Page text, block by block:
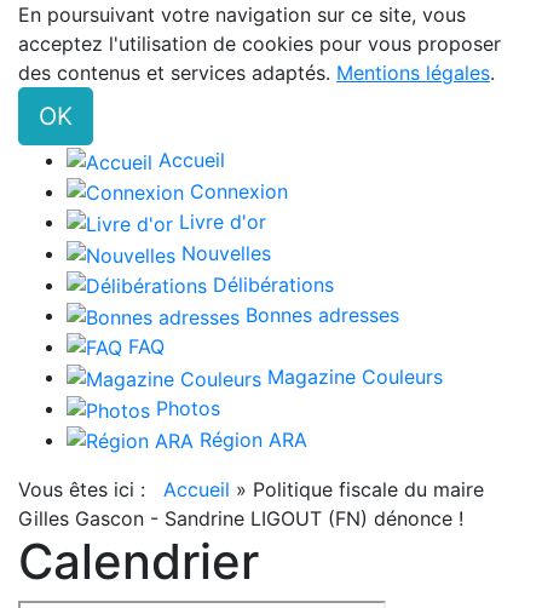
En poursuivant votre navigation sur ce site, vous
acceptez l'utilisation de cookies pour vous proposer
des contenus et services adaptés. Mentions légales.
OK
Accueil
Connexion
Livre d'or
Nouvelles
Délibérations
Bonnes adresses
FAQ
Magazine Couleurs
Photos
Région ARA
Vous êtes ici : Accueil » Politique fiscale du maire
Gilles Gascon - Sandrine LIGOUT (FN) dénonce !
Calendrier